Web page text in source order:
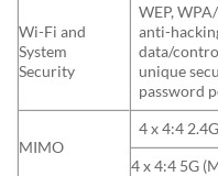
Wi-Fi and
System
Security
WEP,
anti-
data/
unique
password
MIMO
4 x 4:4
4 x 4:4 5G